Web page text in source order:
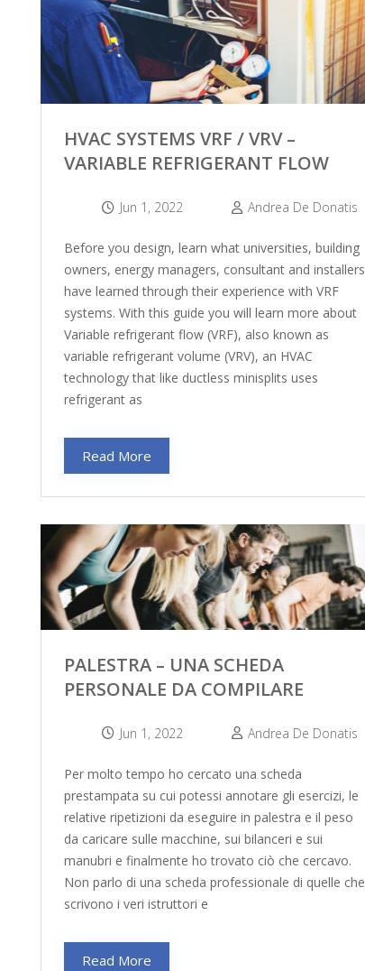
HVAC SYSTEMS VRF / VRV –
VARIABLE REFRIGERANT FLOW
Jun 1, 2022 Andrea De Donatis
Before you design, learn what universities, building
owners, energy managers, consultant and installers
have learned through their experience with VRF
systems. With this guide you will learn more about
Variable refrigerant flow (VRF), also known as
variable refrigerant volume (VRV), an HVAC
technology that like ductless minisplits uses
refrigerant as
Read More
PALESTRA – UNA SCHEDA
PERSONALE DA COMPILARE
Jun 1, 2022 Andrea De Donatis
Per molto tempo ho cercato una scheda
prestampata su cui potessi annotare gli esercizi, le
relative ripetizioni da eseguire in palestra e il peso
da caricare sulle macchine, sui bilanceri e sui
manubri e finalmente ho trovato ciò che cercavo.
Non parlo di una scheda professionale di quelle che
scrivono i veri istruttori e
Read More